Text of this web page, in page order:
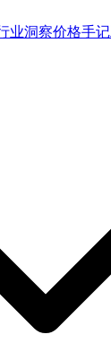
业洞察价格手记